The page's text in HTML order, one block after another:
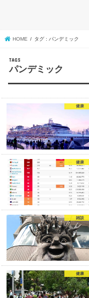
HOME タグ : パンデミック
パンデミック
健康
健康
雑談
健康